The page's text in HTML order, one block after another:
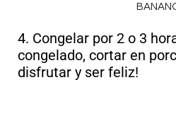
4. Congelar por 2 o 3
congelado, cortar en
disfrutar y ser feliz!